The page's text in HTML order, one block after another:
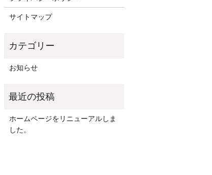
サイトマップ
お知らせ
ホームページをリニューアルしま
した。